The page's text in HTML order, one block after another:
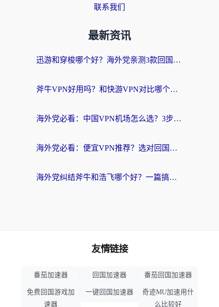
联系我们
最新资讯
迅游和穿梭哪个好？海外党亲测3款回国加速器+手游加速对比，附避坑指南
斧牛VPN好用吗？和快游VPN对比哪个回国效果更好？马来西亚留学生亲测分享
海外党必看：中国VPN机场怎么选？3步教你无缝访问国内资源（附避坑指南）
海外党必看：便宜VPN推荐？选对回国加速器才能无缝刷国内剧玩国服
海外党纠结斧牛和浩飞哪个好？一篇搞定回国加速器选择+无缝访问国内资源指南
友情链接
番茄加速器 回国加速器 番茄回国加速器
免费回国游戏加
速器
一键回国加速器
奇迹MU加速用什
么比较好